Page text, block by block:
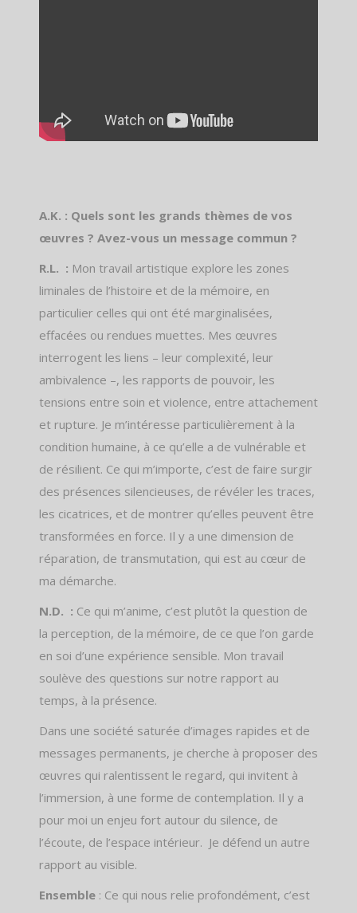
A.K. : Quels sont les grands thèmes de vos
œuvres ? Avez-vous un message commun ?
R.L. : Mon travail artistique explore les zones
liminales de l’histoire et de la mémoire, en
particulier celles qui ont été marginalisées,
effacées ou rendues muettes. Mes œuvres
interrogent les liens – leur complexité, leur
ambivalence –, les rapports de pouvoir, les
tensions entre soin et violence, entre attachement
et rupture. Je m’intéresse particulièrement à la
condition humaine, à ce qu’elle a de vulnérable et
de résilient. Ce qui m’importe, c’est de faire surgir
des présences silencieuses, de révéler les traces,
les cicatrices, et de montrer qu’elles peuvent être
transformées en force. Il y a une dimension de
réparation, de transmutation, qui est au cœur de
ma démarche.
N.D. : Ce qui m’anime, c’est plutôt la question de
la perception, de la mémoire, de ce que l’on garde
en soi d’une expérience sensible. Mon travail
soulève des questions sur notre rapport au
temps, à la présence.
Dans une société saturée d’images rapides et de
messages permanents, je cherche à proposer des
œuvres qui ralentissent le regard, qui invitent à
l’immersion, à une forme de contemplation. Il y a
pour moi un enjeu fort autour du silence, de
l’écoute, de l’espace intérieur. Je défend un autre
rapport au visible.
Ensemble : Ce qui nous relie profondément, c’est